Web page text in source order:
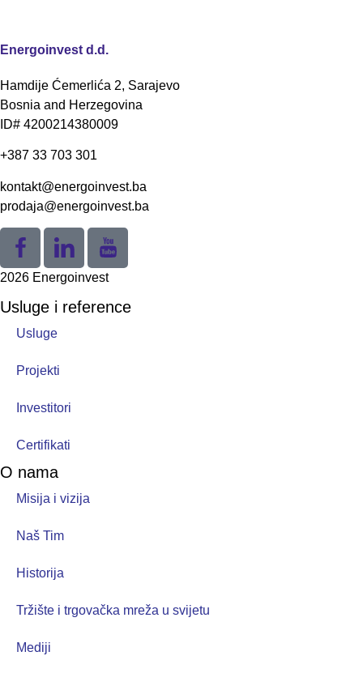
Energoinvest d.d.
Hamdije Ćemerlića 2, Sarajevo
Bosnia and Herzegovina
ID# 4200214380009
+387 33 703 301
kontakt@energoinvest.ba
prodaja@energoinvest.ba
2026 Energoinvest
Usluge i reference
Usluge
Projekti
Investitori
Certifikati
O nama
Misija i vizija
Naš Tim
Historija
Tržište i trgovačka mreža u svijetu
Mediji